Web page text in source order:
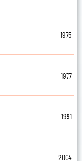
1975
1977
1991
2004